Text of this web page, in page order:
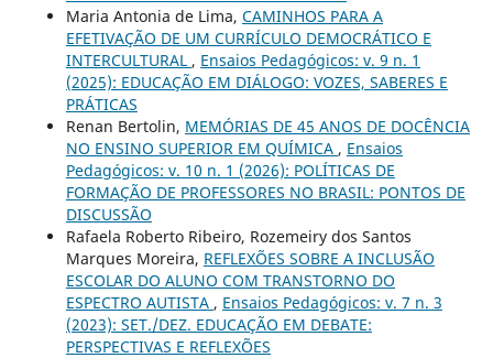
Maria Antonia de Lima, CAMINHOS PARA A
EFETIVAÇÃO DE UM CURRÍCULO DEMOCRÁTICO E
INTERCULTURAL , Ensaios Pedagógicos: v. 9 n. 1
(2025): EDUCAÇÃO EM DIÁLOGO: VOZES, SABERES E
PRÁTICAS
Renan Bertolin, MEMÓRIAS DE 45 ANOS DE DOCÊNCIA
NO ENSINO SUPERIOR EM QUÍMICA , Ensaios
Pedagógicos: v. 10 n. 1 (2026): POLÍTICAS DE
FORMAÇÃO DE PROFESSORES NO BRASIL: PONTOS DE
DISCUSSÃO
Rafaela Roberto Ribeiro, Rozemeiry dos Santos
Marques Moreira, REFLEXÕES SOBRE A INCLUSÃO
ESCOLAR DO ALUNO COM TRANSTORNO DO
ESPECTRO AUTISTA , Ensaios Pedagógicos: v. 7 n. 3
(2023): SET./DEZ. EDUCAÇÃO EM DEBATE:
PERSPECTIVAS E REFLEXÕES